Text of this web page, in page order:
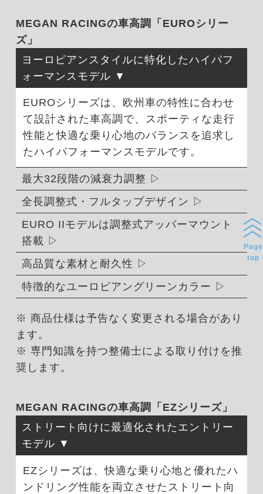
MEGAN RACINGの車高調「EUROシリー
ズ」
ヨーロピアンスタイルに特化したハイパフ
ォーマンスモデル
EUROシリーズは、欧州車の特性に合わせ
て設計された車高調で、スポーティな走行
性能と快適な乗り心地のバランスを追求し
たハイパフォーマンスモデルです。
最大32段階の減衰力調整
全長調整式・フルタップデザイン
EURO IIモデルは調整式アッパーマウント
搭載
高品質な素材と耐久性
特徴的なユーロピアングリーンカラー
※ 商品仕様は予告なく変更される場合があり
ます。
※ 専門知識を持つ整備士による取り付けを推
奨します。
MEGAN RACINGの車高調「EZシリーズ」
ストリート向けに最適化されたエントリー
モデル
EZシリーズは、快適な乗り心地と優れたハ
ンドリング性能を両立させたストリート向
Page
top